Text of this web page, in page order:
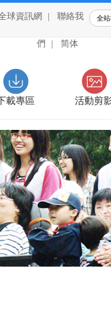
球資訊網 | 聯絡我
們 | 简体
載專區 活動剪